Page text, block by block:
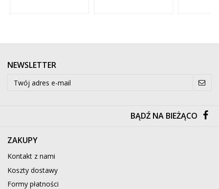
NEWSLETTER
BĄDŹ NA BIEŻĄCO
ZAKUPY
Kontakt z nami
Koszty dostawy
Formy płatności